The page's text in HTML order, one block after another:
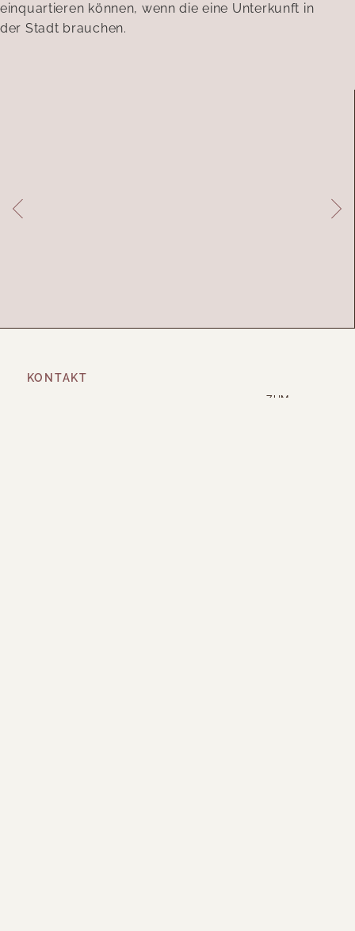
einquartieren können, wenn die eine Unterkunft in
der Stadt brauchen.
KONTAKT
ZUM